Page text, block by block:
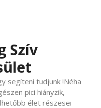
Szív
segíteni tudjunk !Néha
pici hiányzik,
élet részesei